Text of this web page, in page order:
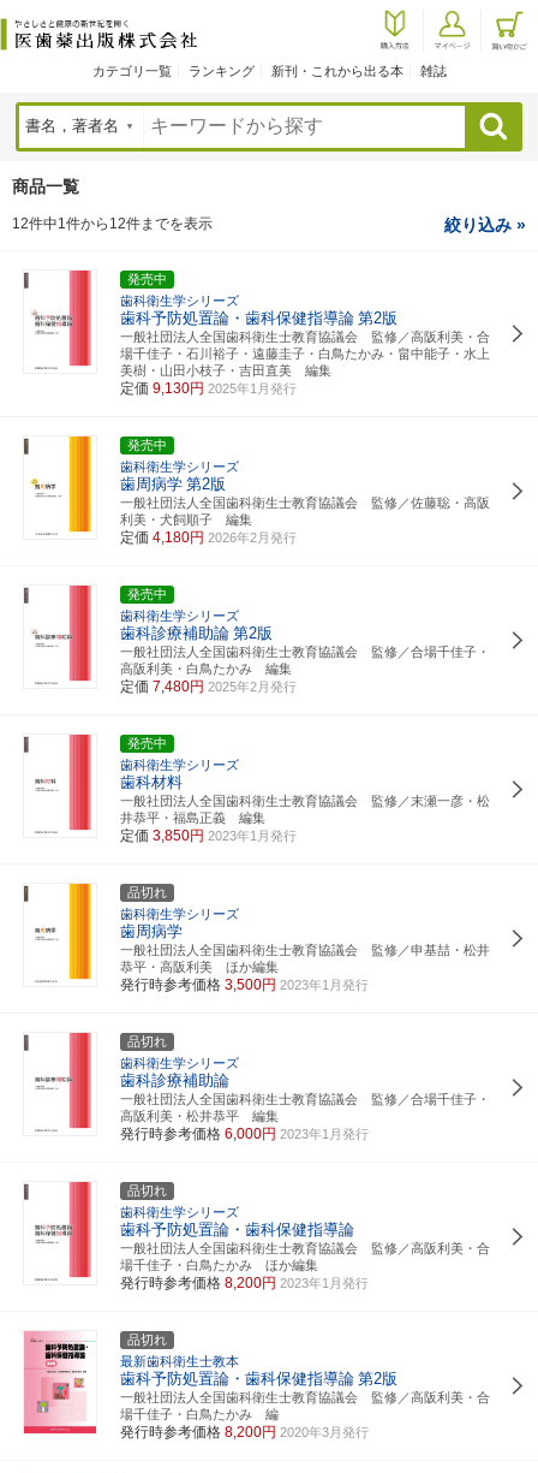
カテゴリ一覧 ランキング 新刊・これから出る本 雑誌
検索
商品一覧
12件中1件から12件までを表示 絞り込み »
発売中
歯科衛生学シリーズ
歯科予防処置論・歯科保健指導論 第2版
一般社団法人全国歯科衛生士教育協議会 監修／高阪利美・合
場千佳子・石川裕子・遠藤圭子・白鳥たかみ・畠中能子・水上
美樹・山田小枝子・吉田直美 編集
定価 9,130円 2025年1月発行
発売中
歯科衛生学シリーズ
歯周病学 第2版
一般社団法人全国歯科衛生士教育協議会 監修／佐藤聡・高阪
利美・犬飼順子 編集
定価 4,180円 2026年2月発行
発売中
歯科衛生学シリーズ
歯科診療補助論 第2版
一般社団法人全国歯科衛生士教育協議会 監修／合場千佳子・
高阪利美・白鳥たかみ 編集
定価 7,480円 2025年2月発行
発売中
歯科衛生学シリーズ
歯科材料
一般社団法人全国歯科衛生士教育協議会 監修／末瀬一彦・松
井恭平・福島正義 編集
定価 3,850円 2023年1月発行
品切れ
歯科衛生学シリーズ
歯周病学
一般社団法人全国歯科衛生士教育協議会 監修／申基喆・松井
恭平・高阪利美 ほか編集
発行時参考価格 3,500円 2023年1月発行
品切れ
歯科衛生学シリーズ
歯科診療補助論
一般社団法人全国歯科衛生士教育協議会 監修／合場千佳子・
高阪利美・松井恭平 編集
発行時参考価格 6,000円 2023年1月発行
品切れ
歯科衛生学シリーズ
歯科予防処置論・歯科保健指導論
一般社団法人全国歯科衛生士教育協議会 監修／高阪利美・合
場千佳子・白鳥たかみ ほか編集
発行時参考価格 8,200円 2023年1月発行
品切れ
最新歯科衛生士教本
歯科予防処置論・歯科保健指導論 第2版
一般社団法人全国歯科衛生士教育協議会 監修／高阪利美・合
場千佳子・白鳥たかみ 編
発行時参考価格 8,200円 2020年3月発行